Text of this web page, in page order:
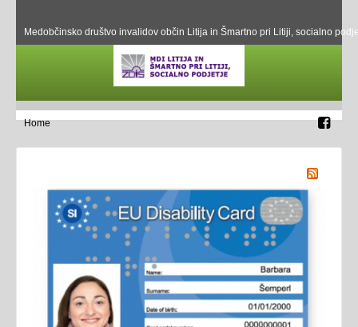
Medobčinsko društvo invalidov občin Litija in Šmartno pri Litiji, socialno
Home